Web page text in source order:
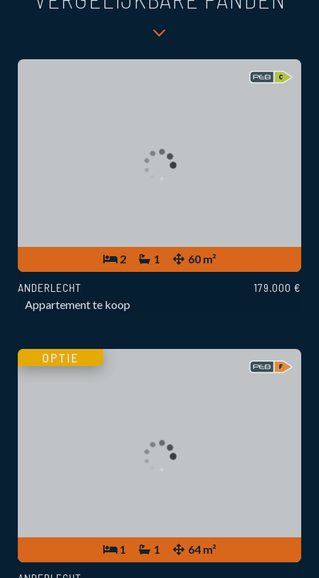
2 1 60 m²
ANDERLECHT
Appartement te koop
179.000 €
1 1 64 m²
OPTIE